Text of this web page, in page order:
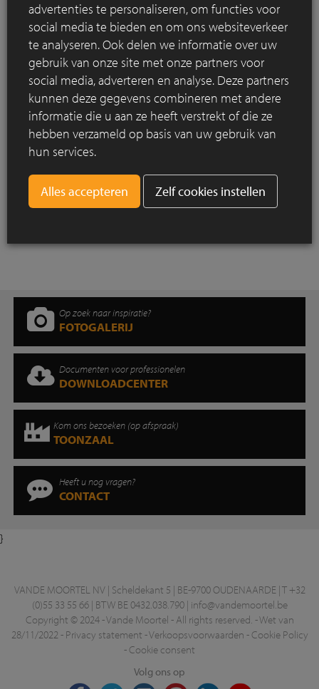
Via het portaal kunt u onder meer:
Bestellingen plaatsen en opvolgen
Afroepen doen en afhalingen of leveringen plannen
Offertes aanvragen
Facturen raadplegen
Uw volledige bestelgeschiedenis bekijken
Ons volledige assortiment ontdekken
Registratie
Registreer u hier.
Op zoek naar inspiratie?
FOTOGALERIJ
Documenten voor professionelen
DOWNLOADCENTER
Kom ons bezoeken (op afspraak)
TOONZAAL
Heeft u nog vragen?
CONTACT
}
VANDE MOORTEL NV | Scheldekant 5 | BE-9700 OUDENAARDE | T +32
(0)55 33 55 66 | BTW BE 0432.038.790 | info@vandemoortel.be
Copyright © 2024 - Vande Moortel - All rights reserved. -Wet van
28/11/2022 - Privacy statement -Verkoopsvoorwaarden - Cookie Policy
- Cookie consent
Volg ons op
advertenties te personaliseren, om functies voor
social media te bieden en om ons websiteverkeer
te analyseren. Ook delen we informatie over uw
gebruik van onze site met onze partners voor
social media, adverteren en analyse. Deze partners
kunnen deze gegevens combineren met andere
informatie die u aan ze heeft verstrekt of die ze
hebben verzameld op basis van uw gebruik van
hun services.
Zelf cookies instellen